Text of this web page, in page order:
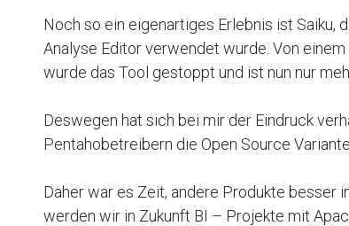
Noch so ein eigenartiges Erlebnis ist Saiku,
Analyse Editor verwendet wurde. Von
wurde das Tool gestoppt und ist nun nur
Deswegen hat sich bei mir der Eindruck
Pentahobetreibern die Open Source
Daher war es Zeit, andere Produkte besser
werden wir in Zukunft BI – Projekte mit